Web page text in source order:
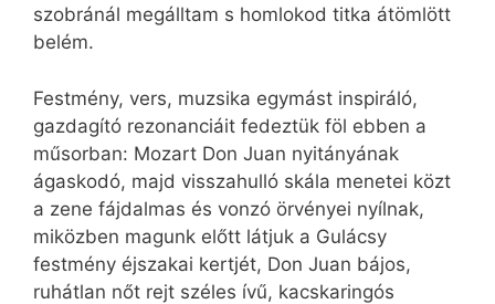
szobránál megálltam s homlokod titka átömlött
belém.
Festmény, vers, muzsika egymást inspiráló,
gazdagító rezonanciáit fedeztük föl ebben a
műsorban: Mozart Don Juan nyitányának
ágaskodó, majd visszahulló skála menetei közt
a zene fájdalmas és vonzó örvényei nyílnak,
miközben magunk előtt látjuk a Gulácsy
festmény éjszakai kertjét, Don Juan bájos,
ruhátlan nőt rejt széles ívű, kacskaringós